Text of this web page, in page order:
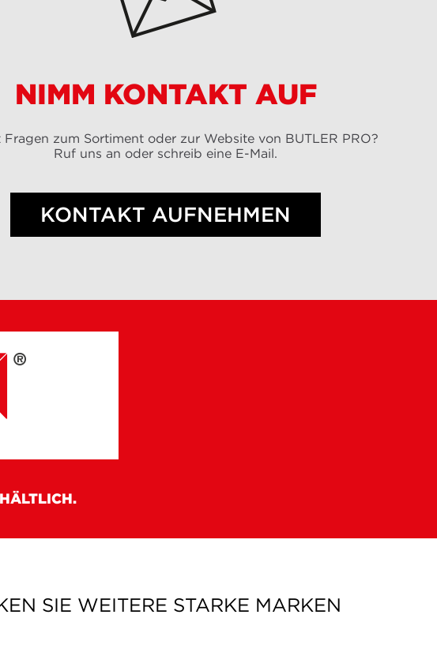
NIMM KONTAKT AUF
Fragen zum Sortiment oder zur Website von BUTLER PRO?
Ruf uns an oder schreib eine E-Mail.
KONTAKT AUFNEHMEN
SIE WEITERE STARKE MARKEN